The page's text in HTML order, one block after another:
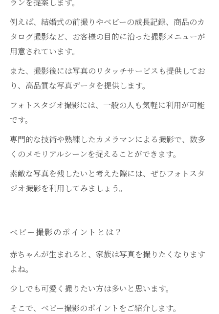
例えば、結婚式の前撮りやベビーの成長記録、商品のカ
タログ撮影など、お客様の目的に沿った撮影メニューが
用意されています。
また、撮影後には写真のリタッチサービスも提供してお
り、高品質な写真データを提供します。
フォトスタジオ撮影には、一般の人も気軽に利用が可能
です。
専門的な技術や熟練したカメラマンによる撮影で、数多
くのメモリアルシーンを捉えることができます。
素敵な写真を残したいと考えた際には、ぜひフォトスタ
ジオ撮影を利用してみましょう。
ベビー撮影のポイントとは？
赤ちゃんが生まれると、家族は写真を撮りたくなります
よね。
少しでも可愛く撮りたい方は多いと思います。
そこで、ベビー撮影のポイントをご紹介します。